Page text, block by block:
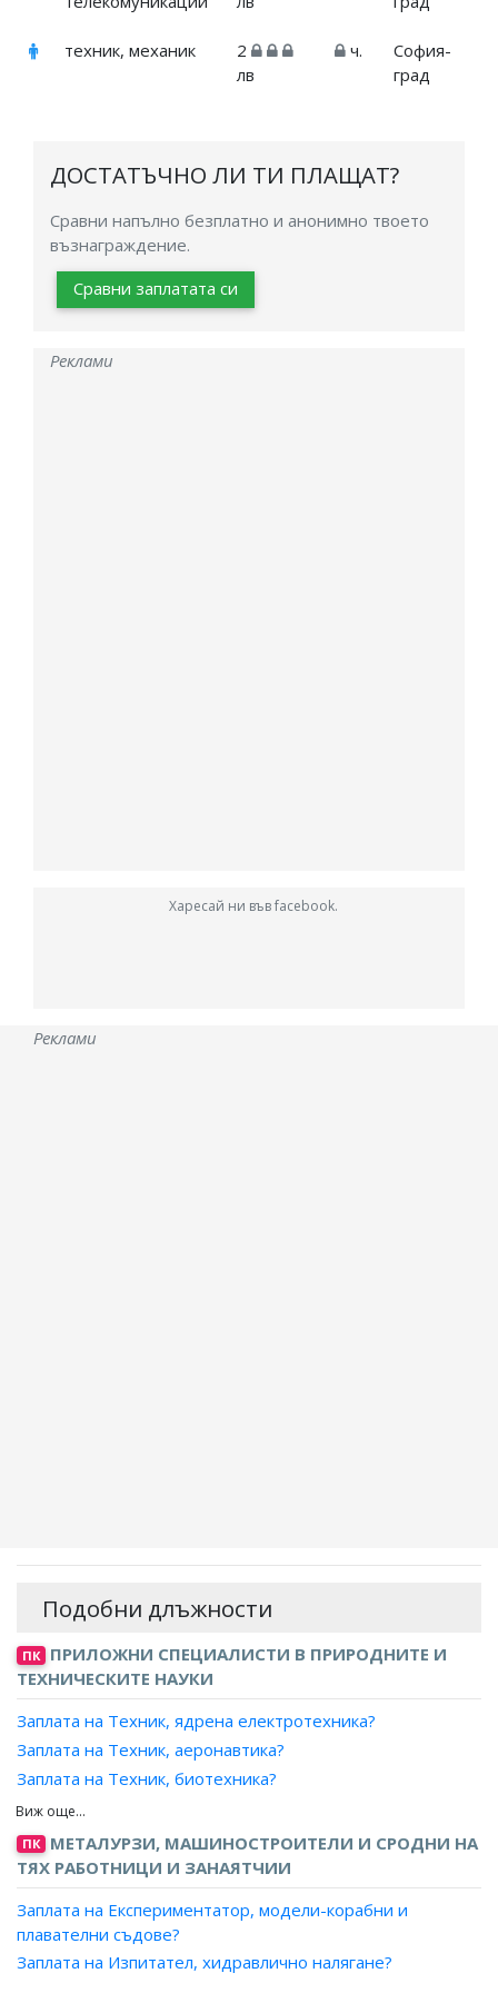
техник, механик
2
лв
ч.
София-
град
ДОСТАТЪЧНО ЛИ ТИ ПЛАЩАТ?
Сравни напълно безплатно и анонимно твоето
възнаграждение.
Сравни заплатата си
Реклами
Харесай ни във facebook.
Реклами
Подобни длъжности
ПК ПРИЛОЖНИ СПЕЦИАЛИСТИ В ПРИРОДНИТЕ И
ТЕХНИЧЕСКИТЕ НАУКИ
Заплата на Техник, ядрена електротехника?
Заплата на Техник, аеронавтика?
Заплата на Техник, биотехника?
Заплата на Техник, механик?
Заплата на Техник-механик, автомобили и кари?
Заплата на Техник-механик, аеронавтика?
Заплата на Техник-механик, газови турбини?
Заплата на Техник-механик, двигатели?
Заплата на Техник-механик, двигатели с вътрешно
горене?
ПК МЕТАЛУРЗИ, МАШИНОСТРОИТЕЛИ И СРОДНИ НА
ТЯХ РАБОТНИЦИ И ЗАНАЯТЧИИ
Заплата на Експериментатор, модели-корабни и
плавателни съдове?
Заплата на Изпитател, хидравлично налягане?